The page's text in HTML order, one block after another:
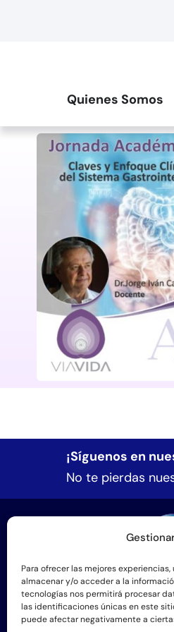
Para ofrecer las mejores
almacenar y/o acceder a la
tecnologías nos permitirá procesar
las identificaciones únicas en este
puede afectar negativamente a
Quienes Somos
¡Síguenos en
No te pierdas
+57 3184543140